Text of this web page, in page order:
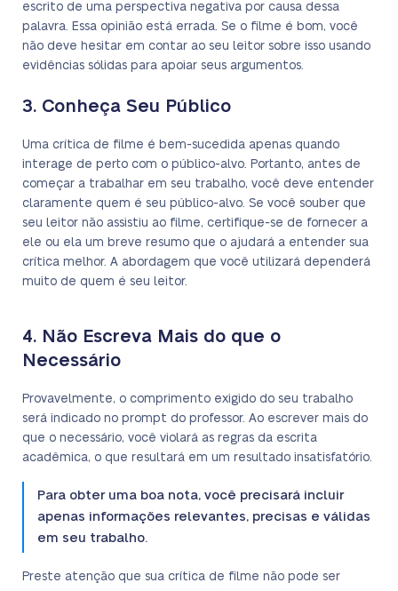
escrito de uma perspectiva negativa por causa dessa
palavra. Essa opinião está errada. Se o filme é bom, você
não deve hesitar em contar ao seu leitor sobre isso usando
evidências sólidas para apoiar seus argumentos.
3. Conheça Seu Público
Uma crítica de filme é bem-sucedida apenas quando
interage de perto com o público-alvo. Portanto, antes de
começar a trabalhar em seu trabalho, você deve entender
claramente quem é seu público-alvo. Se você souber que
seu leitor não assistiu ao filme, certifique-se de fornecer a
ele ou ela um breve resumo que o ajudará a entender sua
crítica melhor. A abordagem que você utilizará dependerá
muito de quem é seu leitor.
4. Não Escreva Mais do que o
Necessário
Provavelmente, o comprimento exigido do seu trabalho
será indicado no prompt do professor. Ao escrever mais do
que o necessário, você violará as regras da escrita
acadêmica, o que resultará em um resultado insatisfatório.
Para obter uma boa nota, você precisará incluir
apenas informações relevantes, precisas e válidas
em seu trabalho.
Preste atenção que sua crítica de filme não pode ser